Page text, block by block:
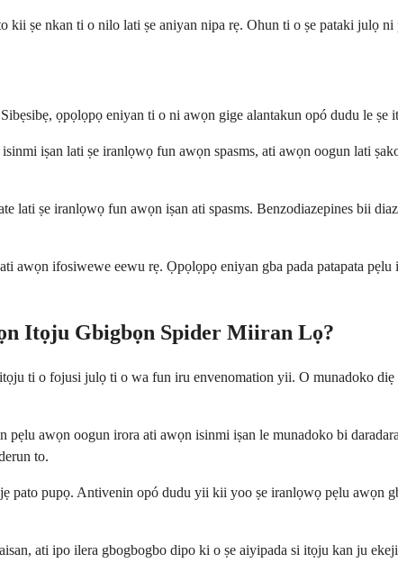
ṣe nkan ti o nilo lati ṣe aniyan nipa rẹ. Ohun ti o ṣe pataki julọ
ọpọlọpọ eniyan ti o ni awọn gige alantakun opó dudu le
iṣan lati ṣe iranlọwọ fun awọn spasms, ati awọn oogun lati
ṣe iranlọwọ fun awọn iṣan ati spasms. Benzodiazepines bii
awọn ifosiwewe eewu rẹ. Ọpọlọpọ eniyan gba pada patapata
Itọju Gbigbọn Spider Miiran Lọ?
ti o fojusi julọ ti o wa fun iru envenomation yii. O munadoko
awọn oogun irora ati awọn isinmi iṣan le munadoko bi
to.
pupọ. Antivenin opó dudu yii kii yoo ṣe iranlọwọ pẹlu awọn
ati ipo ilera gbogbogbo dipo ki o ṣe aiyipada si itọju kan ju